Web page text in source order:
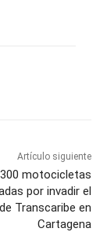
Artículo siguiente
motocicletas
por invadir el
Transcaribe en
Cartagena